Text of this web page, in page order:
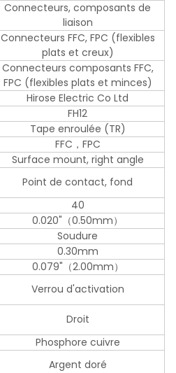
Connecteurs, composants de
liaison
Connecteurs FFC, FPC (flexibles
plats et creux)
Connecteurs composants FFC,
FPC (flexibles plats et minces)
Hirose Electric Co Ltd
FH12
Tape enroulée (TR)
FFC，FPC
Surface mount, right angle
Point de contact, fond
40
0.020"（0.50mm）
Soudure
0.30mm
0.079"（2.00mm）
Verrou d'activation
Droit
Phosphore cuivre
Argent doré